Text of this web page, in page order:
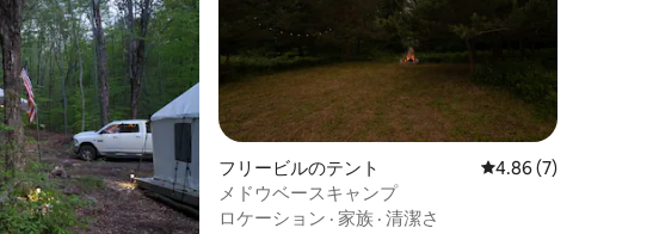
フリービルのテント レビュー7件、5つ星
4.86 (7)
メドウベースキャンプ
ロケーション · 家族 · 清潔さ